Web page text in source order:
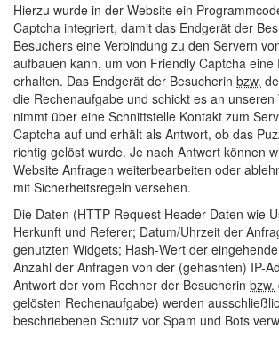
Hierzu wurde in der Website ein
Captcha integriert, damit das Endgerät der
Besuchers eine Verbindung zu den Servern
aufbauen kann, um von Friendly Captcha eine
erhalten. Das Endgerät der Besucherin bzw.
die Rechenaufgabe und schickt es an
nimmt über eine Schnittstelle Kontakt zum
Captcha auf und erhält als Antwort, ob das
richtig gelöst wurde. Je nach Antwort können
Website Anfragen weiterbearbeiten oder
mit Sicherheitsregeln versehen.
Die Daten (HTTP-Request Header-Daten wie
Herkunft und Referer; Datum/Uhrzeit der
genutzten Widgets; Hash-Wert der
Anzahl der Anfragen von der (gehashten) IP-
Antwort der vom Rechner der Besucherin bzw.
gelösten Rechenaufgabe) werden
beschriebenen Schutz vor Spam und Bots